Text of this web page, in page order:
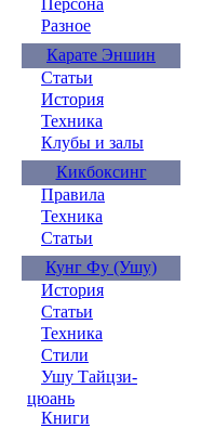
Персона
Разное
Карате Эншин
Статьи
История
Техника
Клубы и залы
Кикбоксинг
Правила
Техника
Статьи
Кунг Фу (Ушу)
История
Статьи
Техника
Стили
Ушу Тайцзи-
цюань
Книги